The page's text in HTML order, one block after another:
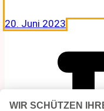
20. Juni 2023